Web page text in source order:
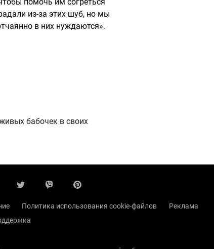
из-за этих шуб, но мы
в них нуждаются».
бабочек в своих
Политика использования cookie-файлов
Реклама